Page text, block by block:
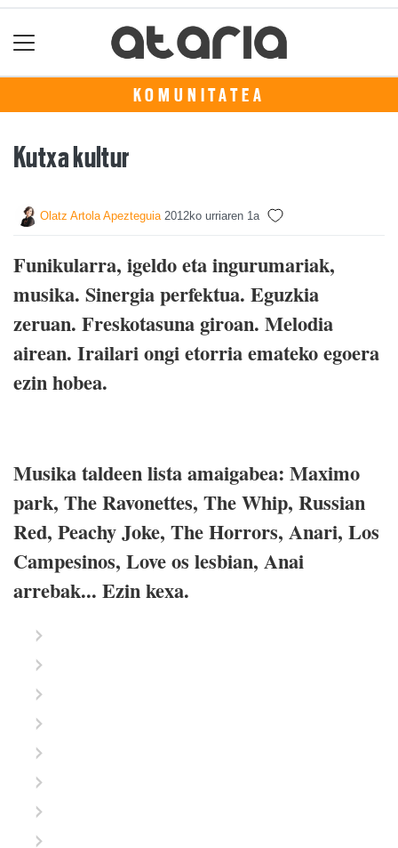
KOMUNITATEA
Kutxa kultur
Olatz Artola Apezteguia 2012ko urriaren 1a
Funikularra, igeldo eta ingurumariak,
musika. Sinergia perfektua. Eguzkia
zeruan. Freskotasuna giroan. Melodia
airean. Irailari ongi etorria emateko egoera
ezin hobea.
Musika taldeen lista amaigabea: Maximo
park, The Ravonettes, The Whip, Russian
Red, Peachy Joke, The Horrors, Anari, Los
Campesinos, Love os lesbian, Anai
arrebak... Ezin kexa.